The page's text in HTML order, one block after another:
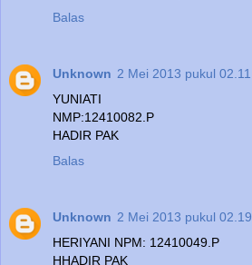
Balas
Unknown 2 Mei 2013 pukul 02.11
YUNIATI
NMP:12410082.P
HADIR PAK
Balas
Unknown 2 Mei 2013 pukul 02.19
HERIYANI NPM: 12410049.P
HHADIR PAK